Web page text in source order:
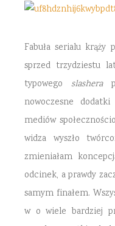
Fabuła serialu
sprzed trzydziestu
typowego slashera
nowoczesne
mediów
widza wyszło
zmieniałam
odcinek, a prawdy
samym finałem.
w o wiele bardziej